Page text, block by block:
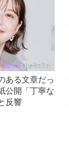
ある文章だっ
公開「丁寧な
反響